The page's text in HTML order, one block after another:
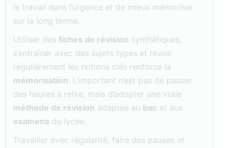
le travail dans l’urgence et de mieux mémoriser
sur le long terme.
Utiliser des fiches de révision synthétiques,
s’entraîner avec des sujets types et revoir
régulièrement les notions clés renforce la
mémorisation. L’important n’est pas de passer
des heures à relire, mais d’adopter une vraie
méthode de révision adaptée au bac et aux
examens du lycée.
Travailler avec régularité, faire des pauses et